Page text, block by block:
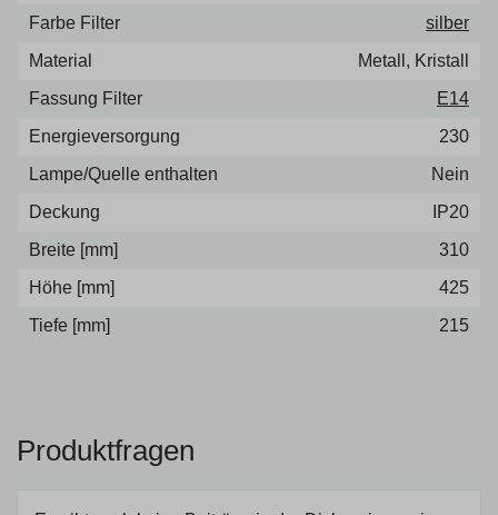
Farbe Filter
silber
Material
Metall, Kristall
Fassung Filter
E14
Energieversorgung
230
Lampe/Quelle enthalten
Nein
Deckung
IP20
Breite [mm]
310
Höhe [mm]
425
Tiefe [mm]
215
Produktfragen